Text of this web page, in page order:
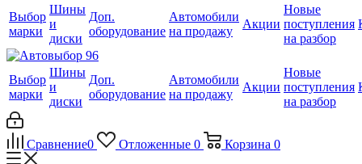
Выбор
марки
Шины
и
диски
Доп.
оборудование
Автомобили
на продажу
Акции
Новые
поступления
на разбор
Выбор
марки
Шины
и
диски
Доп.
оборудование
Автомобили
на продажу
Акции
Новые
поступления
на разбор
Сравнение0 Отложенные 0 Корзина 0